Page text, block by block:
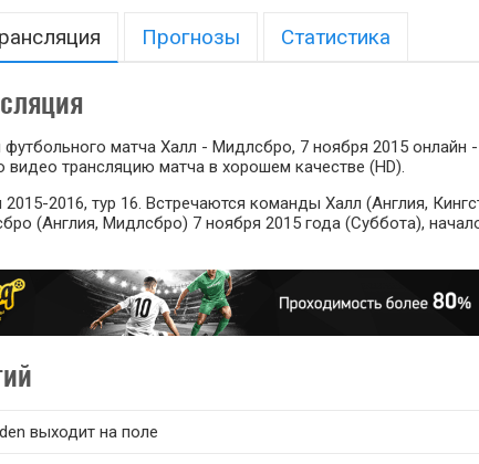
Прогнозы Статистика
матча Халл - Мидлсбро, 7 ноября 2015 онлайн -
видео трансляцию матча в хорошем качестве (HD).
2016, тур 16. Встречаются команды Халл (Англия,
(Англия, Мидлсбро) 7 ноября 2015 года (Суббота),
выходит на поле